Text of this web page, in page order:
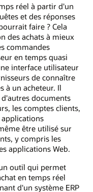
réel à partir d'un
et des réponses
faire ? Cela
des achats à mieux
commandes
en temps quasi
interface utilisateur
de connaître
à un acheteur. Il
documents
les comptes clients,
être utilisé sur
y compris les
applications Web.
outil qui permet
en temps réel
d'un système ERP